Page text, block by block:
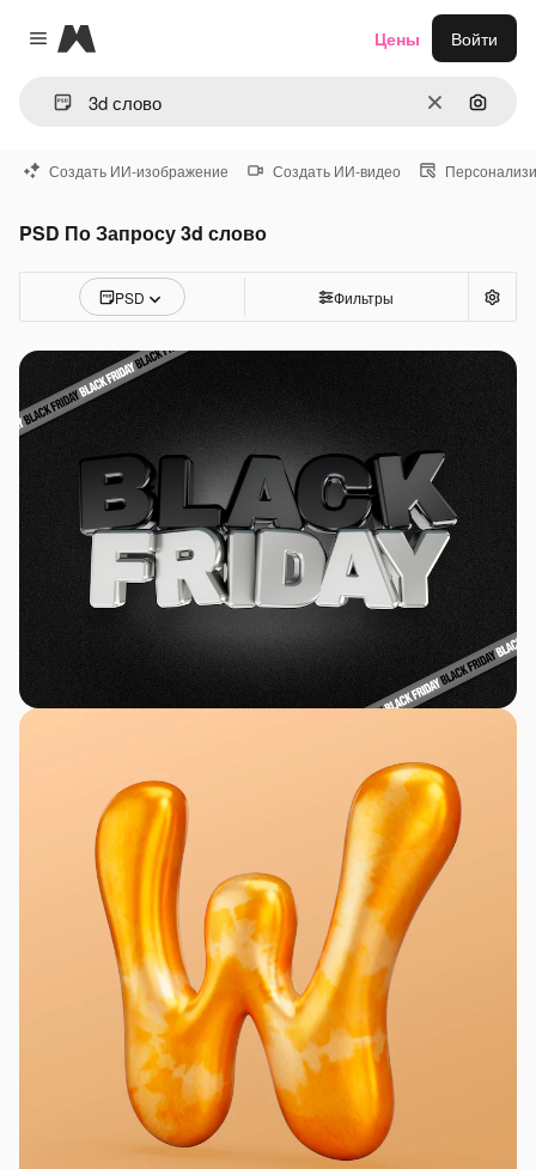
Close menu
Magnific
ОчиститьПоиск
Цены Войти
Создать ИИ-изображение Создать ИИ-видео
PSD По Запросу 3d слово
PSD Фильтры